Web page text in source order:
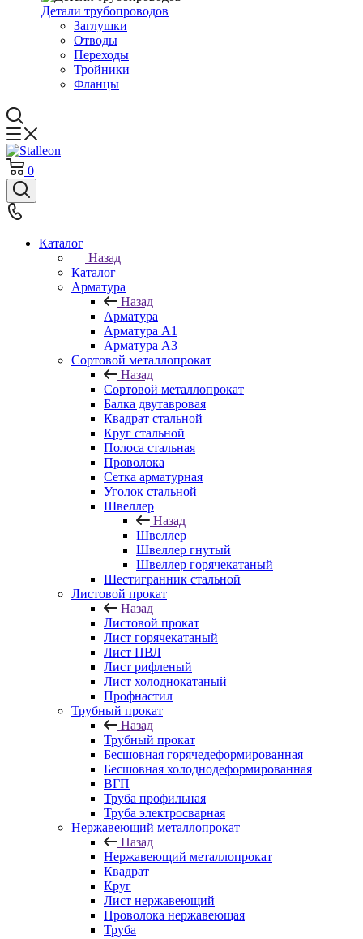
Детали трубопроводов
Заглушки
Отводы
Переходы
Тройники
Фланцы
0
Каталог
Назад
Каталог
Арматура
Назад
Арматура
Арматура A1
Арматура А3
Сортовой металлопрокат
Назад
Сортовой металлопрокат
Балка двутавровая
Квадрат стальной
Круг стальной
Полоса стальная
Проволока
Сетка арматурная
Уголок стальной
Швеллер
Назад
Швеллер
Швеллер гнутый
Швеллер горячекатаный
Шестигранник стальной
Листовой прокат
Назад
Листовой прокат
Лист горячекатаный
Лист ПВЛ
Лист рифленый
Лист холоднокатаный
Профнастил
Трубный прокат
Назад
Трубный прокат
Бесшовная горячедеформированная
Бесшовная холоднодеформированная
ВГП
Труба профильная
Труба электросварная
Нержавеющий металлопрокат
Назад
Нержавеющий металлопрокат
Квадрат
Круг
Лист нержавеющий
Проволока нержавеющая
Труба